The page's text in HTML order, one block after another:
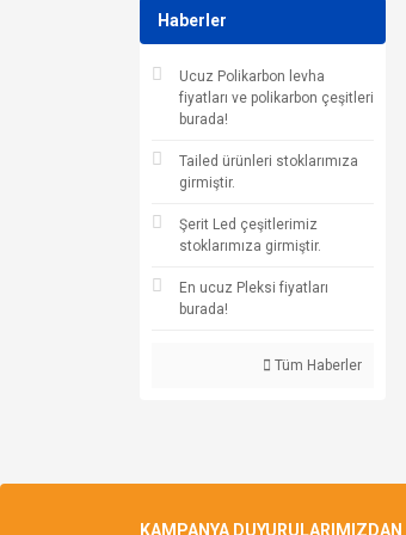
Haberler
Ucuz Polikarbon levha
fiyatları ve polikarbon çeşitleri
burada!
Tailed ürünleri stoklarımıza
girmiştir.
Şerit Led çeşitlerimiz
stoklarımıza girmiştir.
En ucuz Pleksi fiyatları
burada!
Tüm Haberler
KAMPANYA